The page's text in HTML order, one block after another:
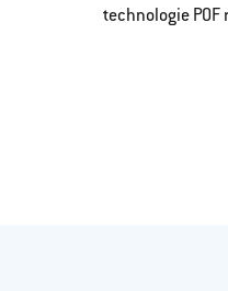
technologie